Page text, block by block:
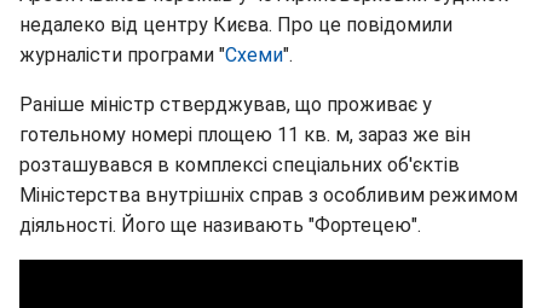
недалеко від центру Києва. Про це повідомили
журналісти програми "Схеми".
Раніше міністр стверджував, що проживає у
готельному номері площею 11 кв. м, зараз же він
розташувався в комплексі спеціальних об'єктів
Міністерства внутрішніх справ з особливим режимом
діяльності. Його ще називають "Фортецею".